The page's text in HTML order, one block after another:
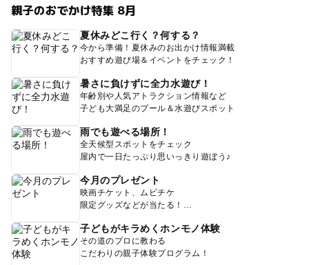
親子のおでかけ特集 8月
夏休みどこ行く？何する？
今から準備！夏休みのお出かけ情報満載
おすすめ遊び場＆イベントをチェック！
暑さに負けずに全力水遊び！
年齢別や人気アトラクション情報など
子ども大満足のプール＆水遊びスポット
雨でも遊べる場所！
全天候型スポットをチェック
屋内で一日たっぷり思いっきり遊ぼう♪
今月のプレゼント
映画チケット、ムビチケ
限定グッズなどが当たる！
子どもがキラめくホンモノ体験
その道のプロに教わる
こだわりの親子体験プログラム！